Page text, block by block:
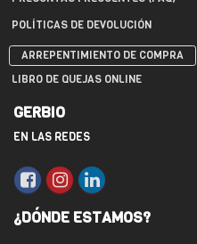
POLÍTICAS DE DEVOLUCIÓN
ARREPENTIMIENTO DE COMPRA
LIBRO DE QUEJAS ONLINE
GERBIO
EN LAS REDES
¿DÓNDE ESTAMOS?